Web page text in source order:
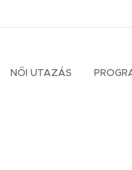
NŐI UTAZÁS